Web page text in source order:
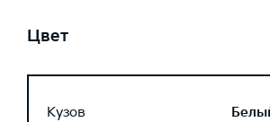
Цвет
Кузов